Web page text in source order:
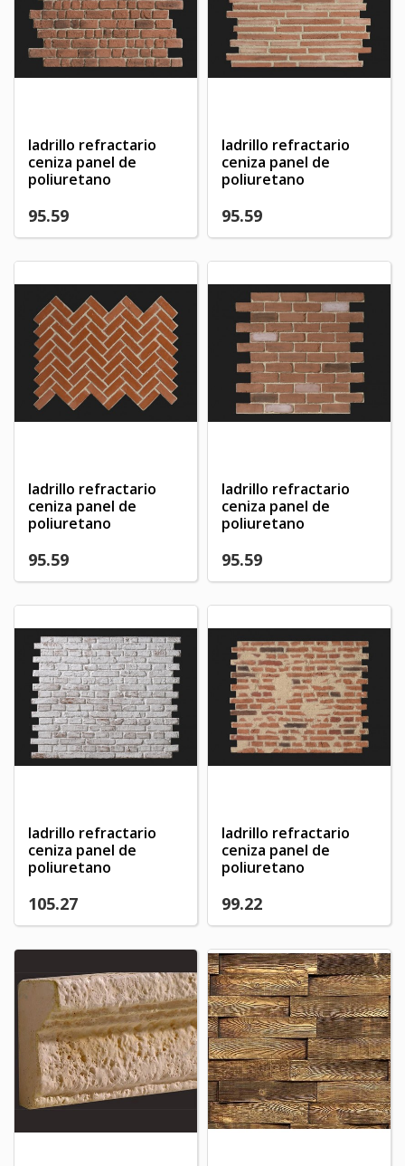
ladrillo refractario
ceniza panel de
poliuretano
95.59
ladrillo refractario
ceniza panel de
poliuretano
95.59
ladrillo refractario
ceniza panel de
poliuretano
95.59
ladrillo refractario
ceniza panel de
poliuretano
95.59
ladrillo refractario
ceniza panel de
poliuretano
105.27
ladrillo refractario
ceniza panel de
poliuretano
99.22